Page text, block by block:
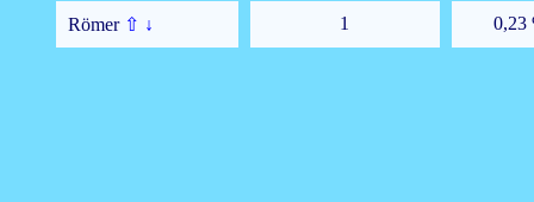
Römer⇧ ↓ 1 0,23